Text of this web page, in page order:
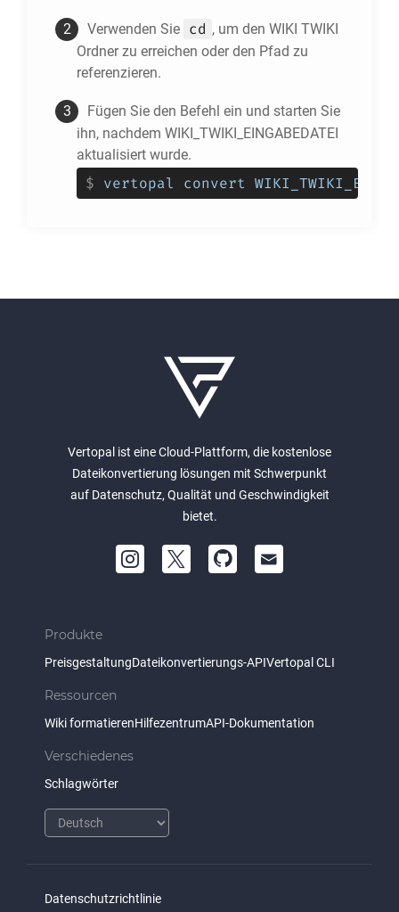
Verwenden Sie cd , um den WIKI TWIKI
Ordner zu erreichen oder den Pfad zu
referenzieren.
Fügen Sie den Befehl ein und starten Sie
ihn, nachdem WIKI_TWIKI_EINGABEDATEI
aktualisiert wurde.
$ vertopal convert
Vertopal ist eine Cloud-Plattform, die kostenlose
Dateikonvertierung lösungen mit Schwerpunkt
auf Datenschutz, Qualität und Geschwindigkeit
bietet.
Produkte
PreisgestaltungDateikonvertierungs-APIVertopal CLI
Ressourcen
Wiki formatierenHilfezentrumAPI-Dokumentation
Verschiedenes
Schlagwörter
Datenschutzrichtlinie